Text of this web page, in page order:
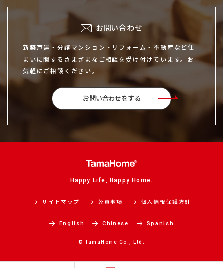
お問い合わせ
新築戸建・分譲マンション・リフォーム・不動産など住
まいに関するさまざまなご相談を受け付けています。お
気軽にご相談ください。
お問い合わせをする
Happy Life, Happy Home.
サイトマップ 免責事項 個人情報保護方針
English Chinese Spanish
© TamaHome Co., Ltd.